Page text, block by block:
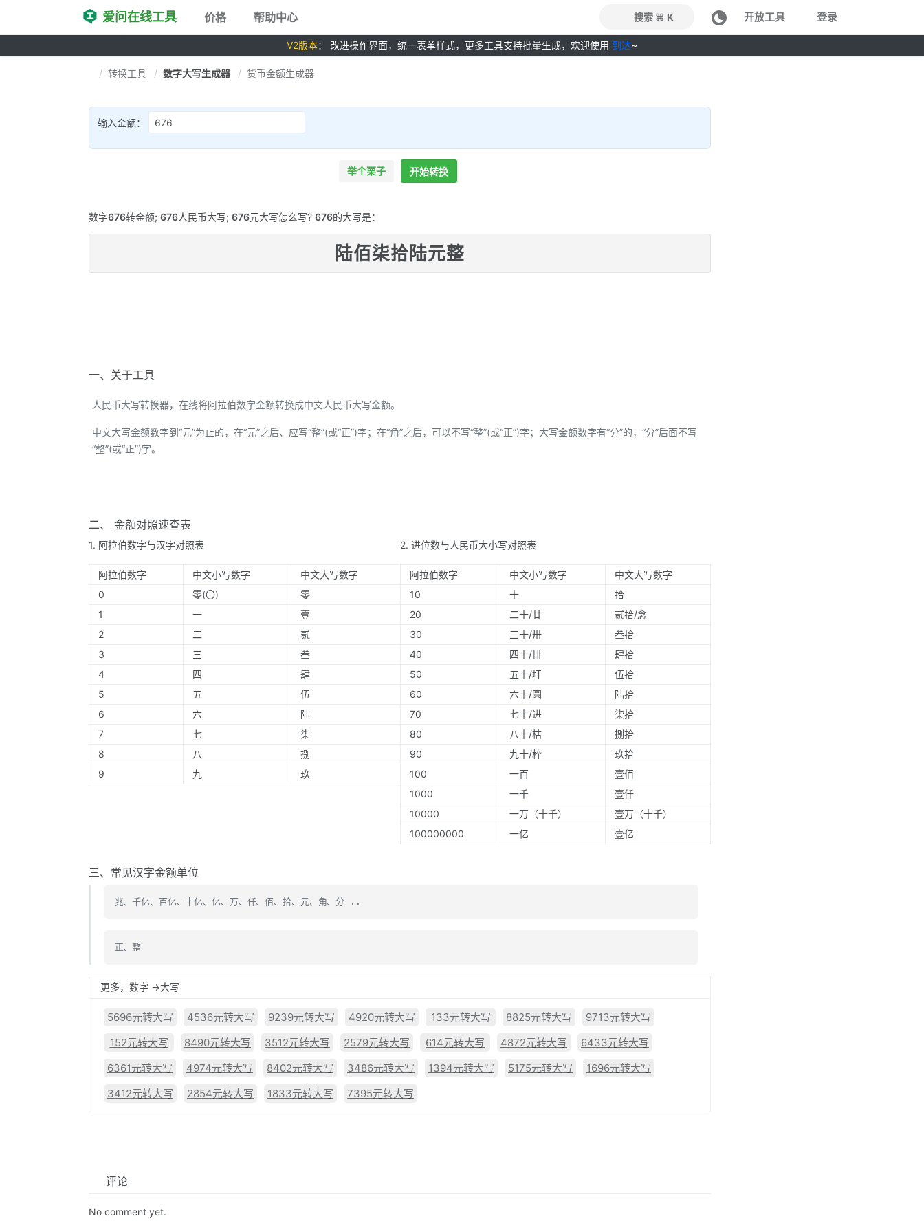
爱问在线工具 价格 帮助中心 搜索 ⌘ K 开放工具 登录
V2版本： 改进操作界面，统一表单样式，更多工具支持批量生成，欢迎使用 到达~
转换工具 数字大写生成器 货币金额生成器
输入金额：
举个栗子 开始转换
数字676转金额; 676人民币大写; 676元大写怎么写? 676的大写是：
陆佰柒拾陆元整
一、关于工具
人民币大写转换器，在线将阿拉伯数字金额转换成中文人民币大写金额。
中文大写金额数字到“元”为止的，在“元”之后、应写“整”(或“正”)字；在“角”之后，可以不写“整”(或“正”)字；大写金额数字有“分”的，“分”后面不写
“整”(或“正”)字。
二、 金额对照速查表
1. 阿拉伯数字与汉字对照表
阿拉伯数字 中文小写数字
中文大写数字
0
零(〇)
零
1
一
壹
2
二
贰
3
三
叁
4
四
肆
5
五
伍
6
六
陆
7
七
柒
8
八
捌
9
九 玖
2. 进位数与人民币大小写对照表
阿拉伯数字 中文小写数字
中文大写数字
10
十
拾
20
二十/廿
贰拾/念
30
三十/卅
叁拾
40
四十/卌
肆拾
50
五十/圩
伍拾
60
六十/圆
陆拾
70
七十/进
柒拾
80
八十/枯
捌拾
90
九十/枠
玖拾
100
一百
壹佰
1000
一千
壹仟
10000
一万（十千）
壹万（十千）
100000000
一亿 壹亿
三、常见汉字金额单位
兆、千亿、百亿、十亿、亿、万、仟、佰、拾、元、角、分 ..
正、整
更多，数字 ->大写
5696元转大写 4536元转大写 9239元转大写 4920元转大写 133元转大写 8825元转大写
9713元转大写
152元转大写
8490元转大写 3512元转大写 2579元转大写 614元转大写 4872元转大写
6433元转大写
6361元转大写
4974元转大写 8402元转大写 3486元转大写 1394元转大写 5175元转大写
1696元转大写
3412元转大写
2854元转大写 1833元转大写 7395元转大写
评论
No comment yet.